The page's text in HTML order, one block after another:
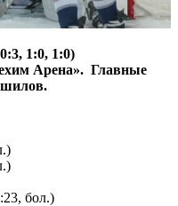
1:0, 1:0)
Арена». Главные
бол.)